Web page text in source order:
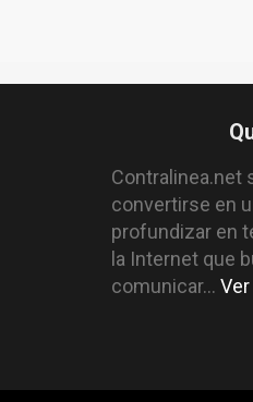
Contralinea.net
convertirse en
profundizar en
la Internet que
comunicar...